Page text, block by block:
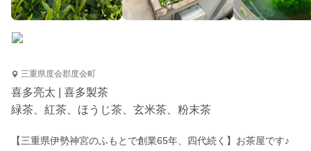
三重県度会郡度会町
喜多亮太 | 喜多製茶
緑茶、紅茶、ほうじ茶、玄米茶、粉末茶
【三重県伊勢神宮のふもとで創業65年、四代続く】お茶屋です♪